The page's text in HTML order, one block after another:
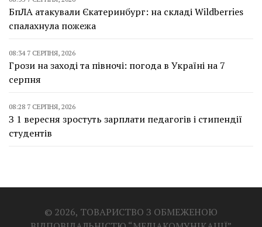
БпЛА атакували Єкатеринбург: на складі Wildberries
спалахнула пожежа
08:34 7 СЕРПНЯ, 2026
Грози на заході та півночі: погода в Україні на 7
серпня
08:28 7 СЕРПНЯ, 2026
З 1 вересня зростуть зарплати педагогів і стипендії
студентів
© 2026, ТОВАРИСТВО З ОБМЕЖЕНОЮ